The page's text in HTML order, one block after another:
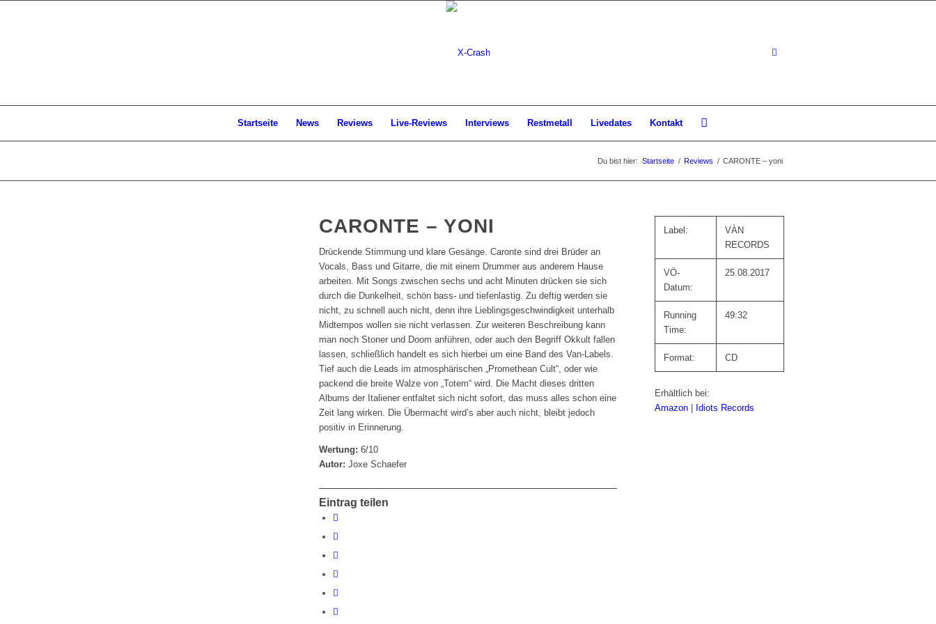
Startseite News Reviews Live-Reviews Interviews Restmetall Livedates Kontakt
Du bist hier: Startseite / Reviews / CARONTE – yoni
CARONTE – YONI
Drückende Stimmung und klare Gesänge. Caronte sind drei Brüder an
Vocals, Bass und Gitarre, die mit einem Drummer aus anderem Hause
arbeiten. Mit Songs zwischen sechs und acht Minuten drücken sie sich
durch die Dunkelheit, schön bass- und tiefenlastig. Zu deftig werden sie
nicht, zu schnell auch nicht, denn ihre Lieblingsgeschwindigkeit unterhalb
Midtempos wollen sie nicht verlassen. Zur weiteren Beschreibung kann
man noch Stoner und Doom anführen, oder auch den Begriff Okkult fallen
lassen, schließlich handelt es sich hierbei um eine Band des Van-Labels.
Tief auch die Leads im atmosphärischen „Promethean Cult“, oder wie
packend die breite Walze von „Totem“ wird. Die Macht dieses dritten
Albums der Italiener entfaltet sich nicht sofort, das muss alles schon eine
Zeit lang wirken. Die Übermacht wird’s aber auch nicht, bleibt jedoch
positiv in Erinnerung.
Wertung: 6/10
Autor: Joxe Schaefer
Eintrag teilen
Label:
VÀN
RECORDS
VÖ-
Datum:
25.08.2017
Running
Time:
49:32
Format: CD
Erhältlich bei:
Amazon
Idiots Records